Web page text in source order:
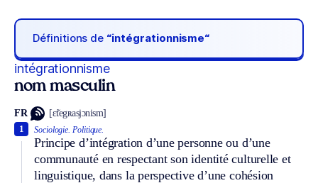
Définitions de “intégrationnisme“
intégrationnisme
nom masculin
FR [ɛ̃tegʀasjɔnism]
Sociologie. Politique.
Principe d’intégration d’une personne ou d’une
communauté en respectant son identité culturelle et
linguistique, dans la perspective d’une cohésion
1